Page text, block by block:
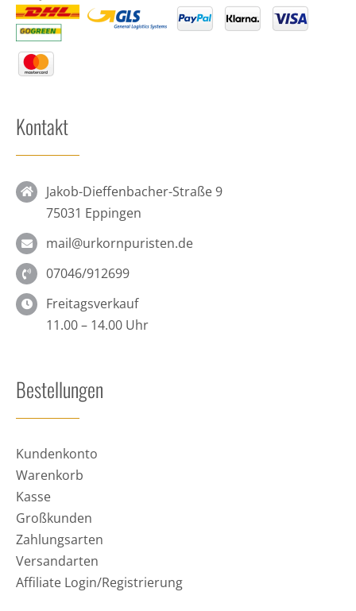
Kontakt
Jakob-Dieffenbacher-Straße 9
75031 Eppingen
mail@urkornpuristen.de
07046/912699
Freitagsverkauf
11.00 – 14.00 Uhr
Bestellungen
Kundenkonto
Warenkorb
Kasse
Großkunden
Zahlungsarten
Versandarten
Affiliate Login/Registrierung